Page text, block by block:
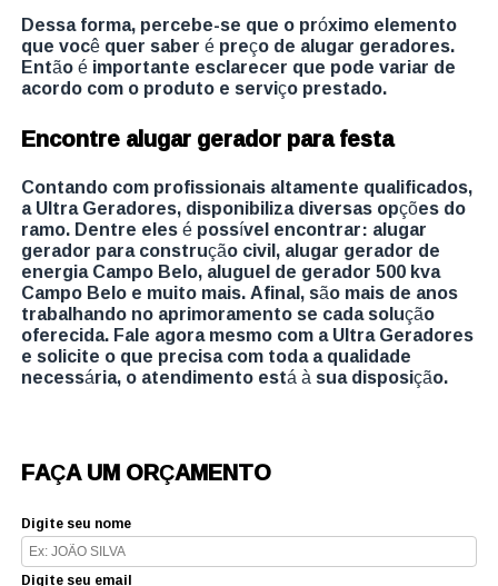
Dessa forma, percebe-se que o próximo elemento
que você quer saber é preço de alugar geradores.
Então é importante esclarecer que pode variar de
acordo com o produto e serviço prestado.
Encontre alugar gerador para festa
Contando com profissionais altamente qualificados,
a Ultra Geradores, disponibiliza diversas opções do
ramo. Dentre eles é possível encontrar: alugar
gerador para construção civil, alugar gerador de
energia Campo Belo, aluguel de gerador 500 kva
Campo Belo e muito mais. Afinal, são mais de anos
trabalhando no aprimoramento se cada solução
oferecida. Fale agora mesmo com a Ultra Geradores
e solicite o que precisa com toda a qualidade
necessária, o atendimento está à sua disposição.
FAÇA UM ORÇAMENTO
Digite seu nome
Digite seu email